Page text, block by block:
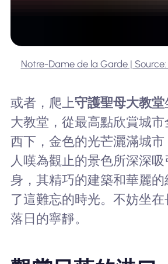
Notre-Dame de la Garde |
或者，爬上守護聖母大教堂
大教堂，從最高點欣賞城
西下，金色的光芒灑滿城
人嘆為觀止的景色所深深
身，其精巧的建築和華麗
了這難忘的時光。不妨坐
落日的寧靜。